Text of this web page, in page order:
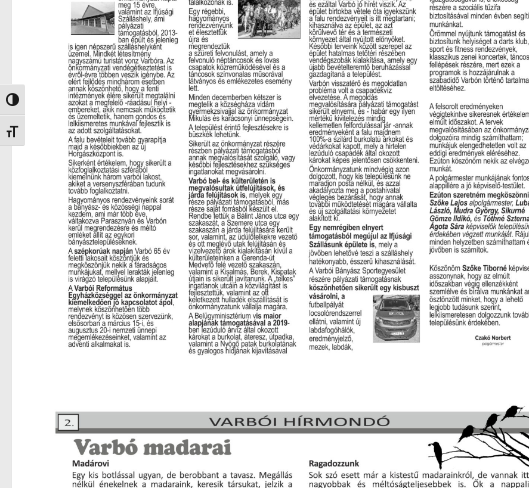
Nagy kontraszt váltása
Betűméret váltása